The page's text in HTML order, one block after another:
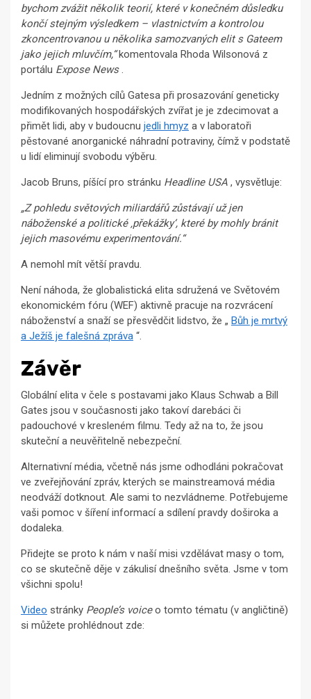
bychom zvážit několik teorií, které v konečném důsledku
končí stejným výsledkem – vlastnictvím a kontrolou
zkoncentrovanou u několika samozvaných elit s Gateem
jako jejich mluvčím,“komentovala Rhoda Wilsonová z
portálu Expose News.
Jedním z možných cílů Gatesa při prosazování geneticky
modifikovaných hospodářských zvířat je je zdecimovat a
přimět lidi, aby v budoucnu jedli hmyz a v laboratoři
pěstované anorganické náhradní potraviny, čímž v podstatě
u lidí eliminují svobodu výběru.
Jacob Bruns, píšící pro stránku Headline USA , vysvětluje:
„Z pohledu světových miliardářů zůstávají už jen
náboženské a politické ‚překážky‘, které by mohly bránit
jejich masovému experimentování.“
A nemohl mít větší pravdu.
Není náhoda, že globalistická elita sdružená ve Světovém
ekonomickém fóru (WEF) aktivně pracuje na rozvrácení
náboženství a snaží se přesvědčit lidstvo, že „ Bůh je mrtvý
a Ježíš je falešná zpráva “.
Závěr
Globální elita v čele s postavami jako Klaus Schwab a Bill
Gates jsou v současnosti jako takoví darebáci či
padouchové v kresleném filmu. Tedy až na to, že jsou
skuteční a neuvěřitelně nebezpeční.
Alternativní média, včetně nás jsme odhodláni pokračovat
ve zveřejňování zpráv, kterých se mainstreamová média
neodváží dotknout. Ale sami to nezvládneme. Potřebujeme
vaši pomoc v šíření informací a sdílení pravdy doširoka a
dodaleka.
Přidejte se proto k nám v naší misi vzdělávat masy o tom,
co se skutečně děje v zákulisí dnešního světa. Jsme v tom
všichni spolu!
Video stránky People’s voiceo tomto tématu (v angličtině)
si můžete prohlédnout zde: